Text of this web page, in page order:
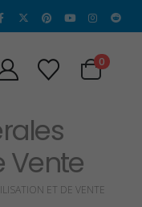
0
Vente
ET DE VENTE